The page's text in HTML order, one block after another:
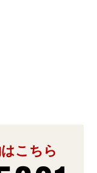
こちら